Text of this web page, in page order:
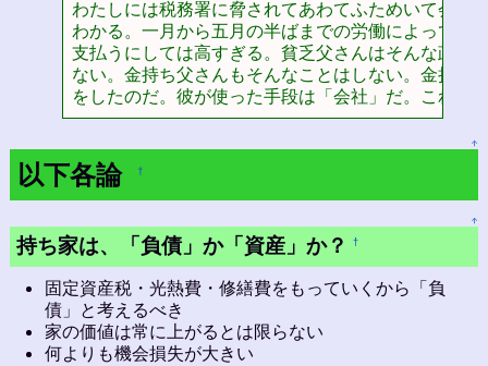
わたしには税務署に脅されてあわてふためいて会社
わかる。一月から五月の半ばまでの労働によって得
支払うにしては高すぎる。貧乏父さんはそんな政府
ない。金持ち父さんもそんなことはしない。金持ち
をしたのだ。彼が使った手段は「会社」だ。これこ
↑
以下各論 †
↑
持ち家は、「負債」か「資産」か？ †
固定資産税・光熱費・修繕費をもっていくから「負
債」と考えるべき
家の価値は常に上がるとは限らない
何よりも機会損失が大きい